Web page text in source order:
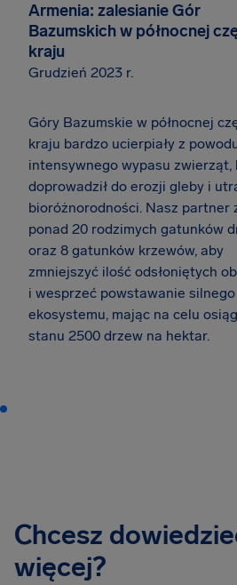
Armenia: zalesianie Gór
Bazumskich w północnej
kraju
Grudzień 2023 r.
Góry Bazumskie w północnej
kraju bardzo ucierpiały z
intensywnego wypasu zwierząt,
doprowadził do erozji gleby i
bioróżnorodności. Nasz partner
ponad 20 rodzimych gatunków
oraz 8 gatunków krzewów, aby
zmniejszyć ilość odsłoniętych
i wesprzeć powstawanie silnego
ekosystemu, mając na celu
stanu 2500 drzew na hektar.
Chcesz
więcej?